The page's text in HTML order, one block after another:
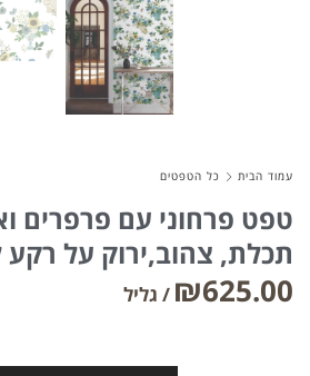
Sitemap
Community
עמוד הבית כל הטפטים
טפט פרחוני עם פרפרים
תכלת, צהוב,ירוק על רקע
₪625.00